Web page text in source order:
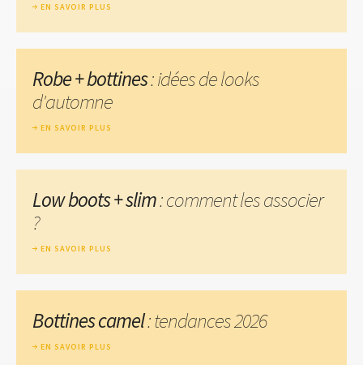
EN SAVOIR PLUS
Robe + bottines: idées de looks
d'automne
EN SAVOIR PLUS
Low boots + slim: comment les associer
?
EN SAVOIR PLUS
Bottines camel: tendances 2026
EN SAVOIR PLUS